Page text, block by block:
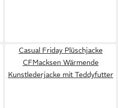
Casual Friday Plüschjacke
CFMacksen Wärmende
Kunstlederjacke mit Teddyfutter